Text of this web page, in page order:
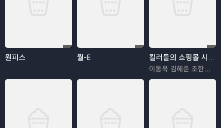
원피스 월-E 킬러들의 쇼핑몰 시즌2
이동욱 김혜준 조한선 김해나